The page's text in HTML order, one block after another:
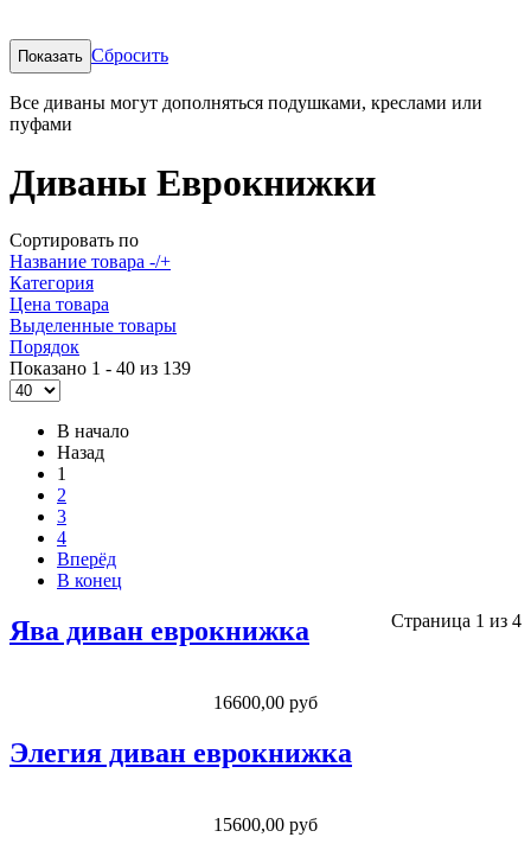
Сбросить
Все диваны могут дополняться подушками, креслами или
пуфами
Диваны Еврокнижки
Сортировать по
Название товара -/+
Категория
Цена товара
Выделенные товары
Порядок
Показано 1 - 40 из 139
В начало
Назад
1
2
3
4
Вперёд
В конец
Страница 1 из 4
Ява диван еврокнижка
16600,00 руб
Элегия диван еврокнижка
15600,00 руб